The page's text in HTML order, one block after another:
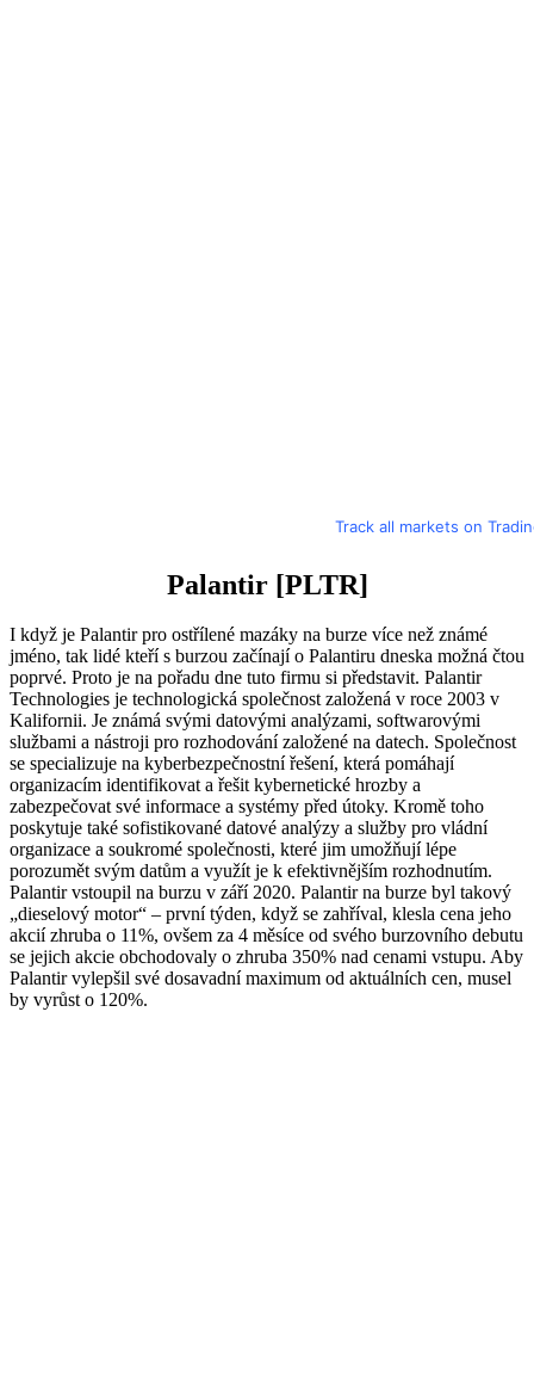
Track all markets on
Palantir [PLTR]
I když je Palantir pro ostřílené mazáky na burze více než známé
jméno, tak lidé kteří s burzou začínají o Palantiru dneska možná čtou
poprvé. Proto je na pořadu dne tuto firmu si představit. Palantir
Technologies je technologická společnost založená v roce 2003 v
Kalifornii. Je známá svými datovými analýzami, softwarovými
službami a nástroji pro rozhodování založené na datech. Společnost
se specializuje na kyberbezpečnostní řešení, která pomáhají
organizacím identifikovat a řešit kybernetické hrozby a
zabezpečovat své informace a systémy před útoky. Kromě toho
poskytuje také sofistikované datové analýzy a služby pro vládní
organizace a soukromé společnosti, které jim umožňují lépe
porozumět svým datům a využít je k efektivnějším rozhodnutím.
Palantir vstoupil na burzu v září 2020. Palantir na burze byl takový
„dieselový motor“ – první týden, když se zahříval, klesla cena jeho
akcií zhruba o 11%, ovšem za 4 měsíce od svého burzovního debutu
se jejich akcie obchodovaly o zhruba 350% nad cenami vstupu. Aby
Palantir vylepšil své dosavadní maximum od aktuálních cen, musel
by vyrůst o 120%.